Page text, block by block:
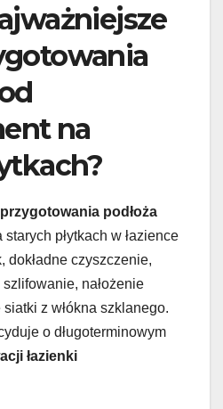
na
przygotowania podłoża
starych płytkach w łazience
dokładne czyszczenie,
nałożenie
z włókna szklanego.
o długoterminowym
łazienki